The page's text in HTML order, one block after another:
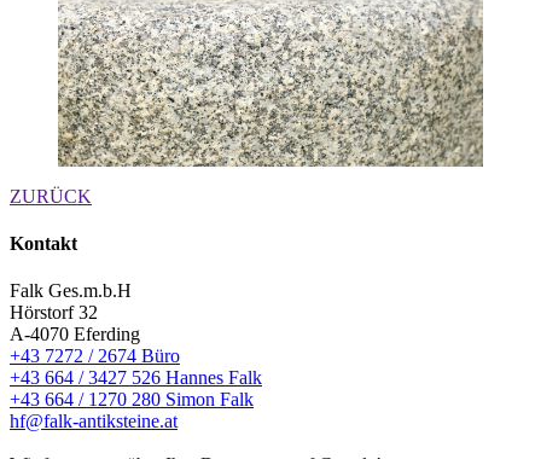
ZURÜCK
Kontakt
Falk Ges.m.b.H
Hörstorf 32
A-4070 Eferding
+43 7272 / 2674 Büro
+43 664 / 3427 526 Hannes Falk
+43 664 / 1270 280 Simon Falk
hf@falk-antiksteine.at